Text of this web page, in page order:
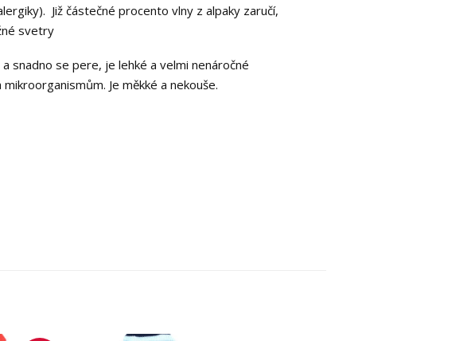
Již částečné procento vlny z alpaky zaručí,
svetry
snadno se pere, je lehké a velmi nenáročné
Je měkké a nekouše.